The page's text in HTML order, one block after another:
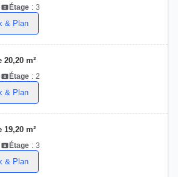
Étage : 3
& Plan
20,20 m²
Étage : 2
& Plan
19,20 m²
Étage : 3
& Plan